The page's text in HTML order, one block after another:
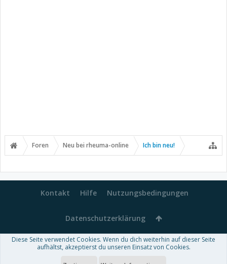
Foren Neu bei rheuma-online Ich bin neu!
Kontakt Hilfe Nutzungsbedingungen
Datenschutzerklärung
Forum software by XenForo™-Deutsch von xenDach
Diese Seite verwendet Cookies. Wenn du dich weiterhin auf dieser Seite
aufhältst, akzeptierst du unseren Einsatz von Cookies.